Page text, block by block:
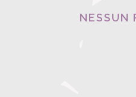
NESSUN